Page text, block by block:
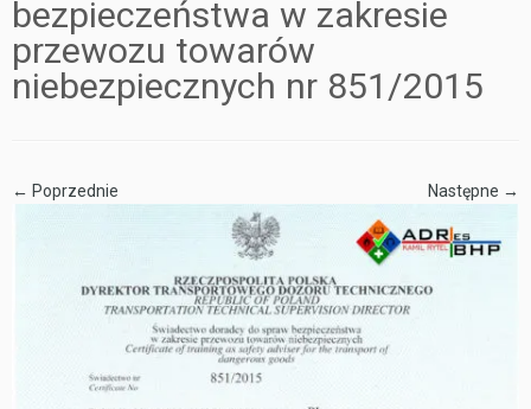
bezpieczeństwa w zakresie
przewozu towarów
niebezpiecznych nr 851/2015
← Poprzednie Następne →